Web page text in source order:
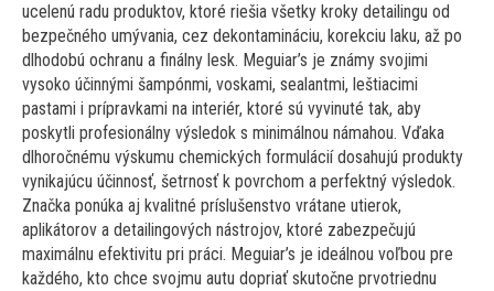
ucelenú radu produktov, ktoré riešia všetky kroky detailingu od
bezpečného umývania, cez dekontamináciu, korekciu laku, až po
dlhodobú ochranu a finálny lesk. Meguiar’s je známy svojimi
vysoko účinnými šampónmi, voskami, sealantmi, leštiacimi
pastami i prípravkami na interiér, ktoré sú vyvinuté tak, aby
poskytli profesionálny výsledok s minimálnou námahou. Vďaka
dlhoročnému výskumu chemických formulácií dosahujú produkty
vynikajúcu účinnosť, šetrnosť k povrchom a perfektný výsledok.
Značka ponúka aj kvalitné príslušenstvo vrátane utierok,
aplikátorov a detailingových nástrojov, ktoré zabezpečujú
maximálnu efektivitu pri práci. Meguiar’s je ideálnou voľbou pre
každého, kto chce svojmu autu dopriať skutočne prvotriednu